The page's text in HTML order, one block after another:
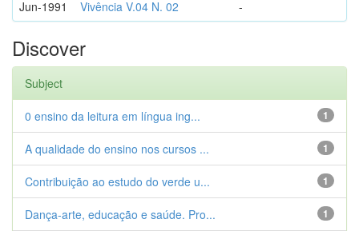
Jun-1991 Vivência V.04 N. 02 -
Discover
Subject
1
0 ensino da leitura em língua ing...
1
A qualidade do ensino nos cursos ...
1
Contribuição ao estudo do verde u...
1
Dança-arte, educação e saúde. Pro...